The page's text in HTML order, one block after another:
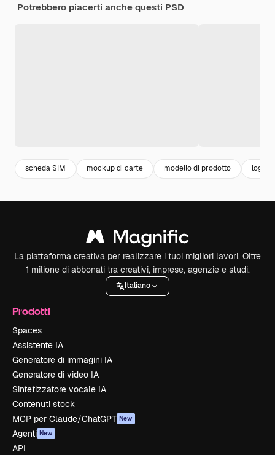
Potrebbero piacerti anche questi PSD
scheda SIM mockup di carte modello di prodotto logo
La piattaforma creativa per realizzare i tuoi migliori lavori. Oltre
1 milione di abbonati tra creativi, imprese, agenzie e studi.
Italiano
Prodotti
Spaces
Assistente IA
Generatore di immagini IA
Generatore di video IA
Sintetizzatore vocale IA
Contenuti stock
MCP per Claude/ChatGPT New
Agenti New
API